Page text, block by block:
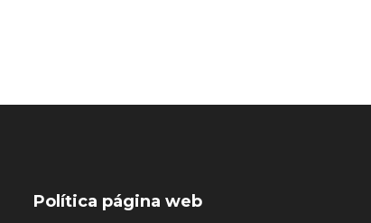
Política página web